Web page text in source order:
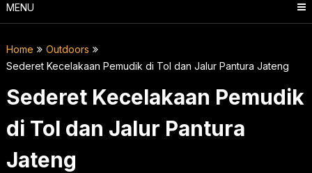
MENU
Home
Outdoors
Sederet Kecelakaan Pemudik di Tol dan Jalur Pantura Jateng
Sederet Kecelakaan Pemudik
di Tol dan Jalur Pantura
Jateng